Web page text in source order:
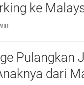
ke
Pulangkan
dari